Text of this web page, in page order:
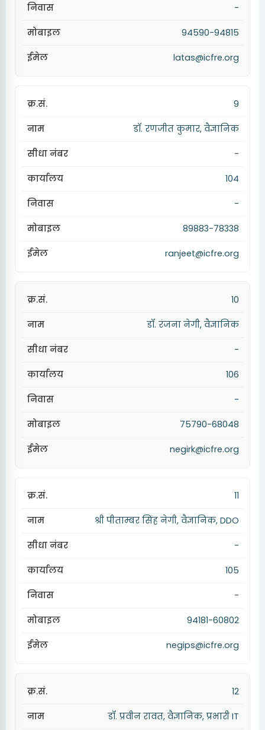
-
94590-94815
latas@icfre.org
9
डॉ. रणजीत कुमार, वैज्ञानिक
-
104
-
89883-78338
ranjeet@icfre.org
10
डॉ. रंजना नेगी, वैज्ञानिक
-
106
-
75790-68048
negirk@icfre.org
11
श्री पीताम्बर सिंह नेगी, वैज्ञानिक, DDO
-
105
-
94181-60802
negips@icfre.org
12
डॉ. प्रवीन रावत, वैज्ञानिक, प्रभारी IT